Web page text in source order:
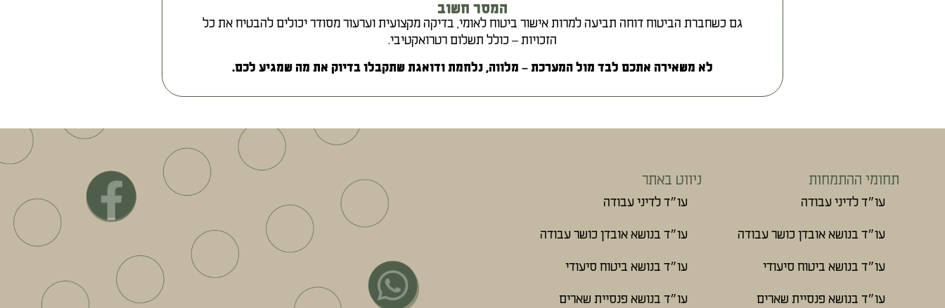
המסר חשוב
גם כשחברת הביטוח דוחה תביעה למרות אישור ביטוח לאומי, בדיקה מקצועית וערעור מסודר יכולים להבטיח את כל
הזכויות – כולל תשלום רטרואקטיבי.
לא משאירה אתכם לבד מול המערכת – מלווה, נלחמת ודואגת שתקבלו בדיוק את מה שמגיע לכם.
תחומי ההתמחות
עו״ד לדיני עבודה
עו״ד בנושא אובדן כושר עבודה
עו״ד בנושא ביטוח סיעודי
עו״ד בנושא פנסיית שארים
ניווט באתר
עו״ד לדיני עבודה
עו״ד בנושא אובדן כושר עבודה
עו״ד בנושא ביטוח סיעודי
עו״ד בנושא פנסיית שארים